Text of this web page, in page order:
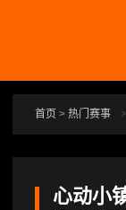
首页 > 热门赛事 >
心动小